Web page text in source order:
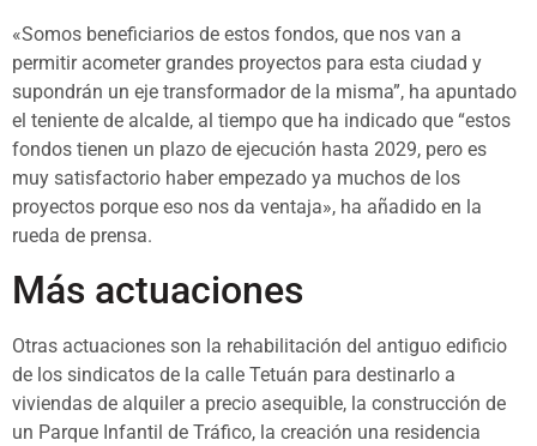
«Somos beneficiarios de estos fondos, que nos van a
permitir acometer grandes proyectos para esta ciudad y
supondrán un eje transformador de la misma”, ha apuntado
el teniente de alcalde, al tiempo que ha indicado que “estos
fondos tienen un plazo de ejecución hasta 2029, pero es
muy satisfactorio haber empezado ya muchos de los
proyectos porque eso nos da ventaja», ha añadido en la
rueda de prensa.
Más actuaciones
Otras actuaciones son la rehabilitación del antiguo edificio
de los sindicatos de la calle Tetuán para destinarlo a
viviendas de alquiler a precio asequible, la construcción de
un Parque Infantil de Tráfico, la creación una residencia